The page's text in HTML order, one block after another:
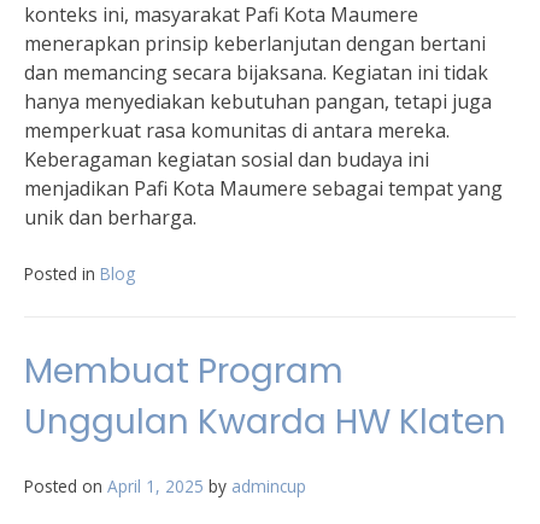
konteks ini, masyarakat Pafi Kota Maumere
menerapkan prinsip keberlanjutan dengan bertani
dan memancing secara bijaksana. Kegiatan ini tidak
hanya menyediakan kebutuhan pangan, tetapi juga
memperkuat rasa komunitas di antara mereka.
Keberagaman kegiatan sosial dan budaya ini
menjadikan Pafi Kota Maumere sebagai tempat yang
unik dan berharga.
Posted in Blog
Membuat Program
Unggulan Kwarda HW Klaten
Posted on April 1, 2025 by admincup